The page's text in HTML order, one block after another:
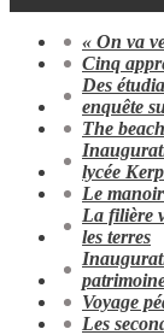
« On va
Cinq
Des
enquête
The
lycée
Le
La filière
les terres
Voyage
Les